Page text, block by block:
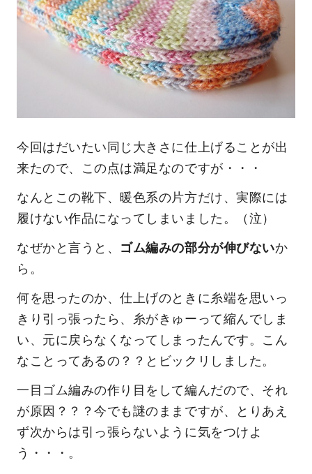
今回はだいたい同じ大きさに仕上げることが出
来たので、この点は満足なのですが・・・
なんとこの靴下、暖色系の片方だけ、実際には
履けない作品になってしまいました。（泣）
なぜかと言うと、 ゴム編みの部分が伸びないか
ら。
何を思ったのか、仕上げのときに糸端を思いっ
きり引っ張ったら、糸がきゅーって縮んでしま
い、元に戻らなくなってしまったんです。こん
なことってあるの？？とビックリしました。
一目ゴム編みの作り目をして編んだので、それ
が原因？？？今でも謎のままですが、とりあえ
ず次からは引っ張らないように気をつけよ
う・・・。